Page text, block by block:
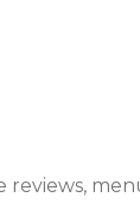
reviews,